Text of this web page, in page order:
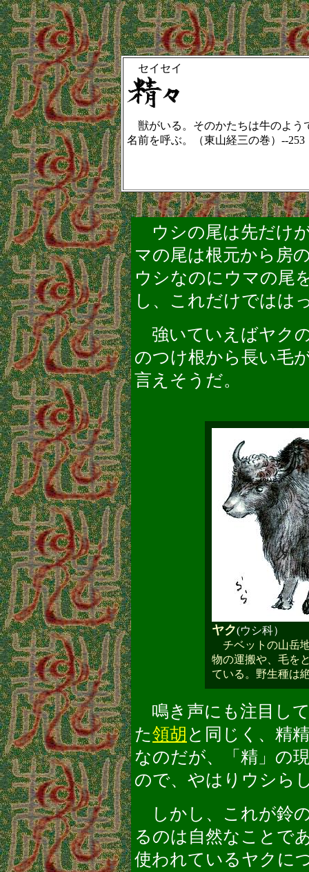
セイセイ
獣がいる。そのかたちは牛のよう
名前を呼ぶ。（東山経三の巻）--253
ウシの尾は先だけ
マの尾は根元から房
ウシなのにウマの尾
し、これだけではは
強いていえばヤク
のつけ根から長い毛
言えそうだ。
ヤク(ウシ科）
チベットの山岳
物の運搬や、毛を
ている。野生種は
鳴き声にも注目し
た領胡 と同じく、精
なのだが、「精」の
ので、やはりウシら
しかし、これが鈴
るのは自然なことで
使われているヤクに